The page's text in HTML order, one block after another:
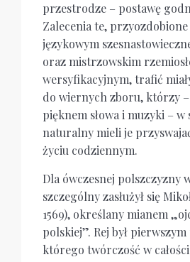
przestrodze – postawę
Zalecenia te,
językowym
oraz mistrzowskim
wersyfikacyjnym, trafić
do wiernych zboru, którzy
pięknem słowa i muzyki – w
naturalny mieli je
życiu codziennym.
Dla ówczesnej polszczyzny
szczególny zasłużył się
1569), określany mianem
polskiej”. Rej był
którego twórczość w całości